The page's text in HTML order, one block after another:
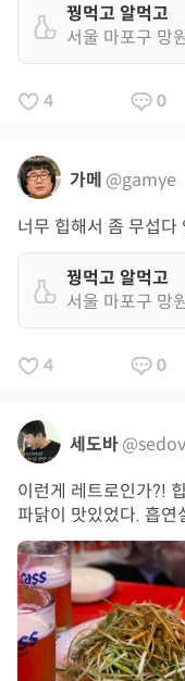
꿩먹고 알먹고
서울 마포구 망
4 0
가메 @gamye
너무 힙해서 좀 무섭다
꿩먹고 알먹고
서울 마포구 망
4 0
세도바
이런게 레트로인가?!
파닭이 맛있었다. 흡연